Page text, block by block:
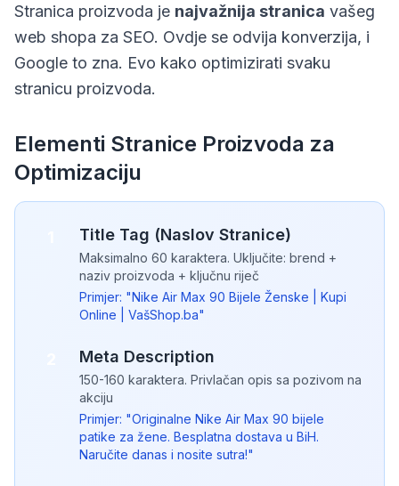
Stranica proizvoda je najvažnija stranica vašeg
web shopa za SEO. Ovdje se odvija konverzija, i
Google to zna. Evo kako optimizirati svaku
stranicu proizvoda.
Elementi Stranice Proizvoda za
Optimizaciju
Title Tag (Naslov Stranice)
Maksimalno 60 karaktera. Uključite: brend +
naziv proizvoda + ključnu riječ
Primjer: "Nike Air Max 90 Bijele Ženske | Kupi
Online | VašShop.ba"
Meta Description
150-160 karaktera. Privlačan opis sa pozivom na
akciju
Primjer: "Originalne Nike Air Max 90 bijele
patike za žene. Besplatna dostava u BiH.
Naručite danas i nosite sutra!"